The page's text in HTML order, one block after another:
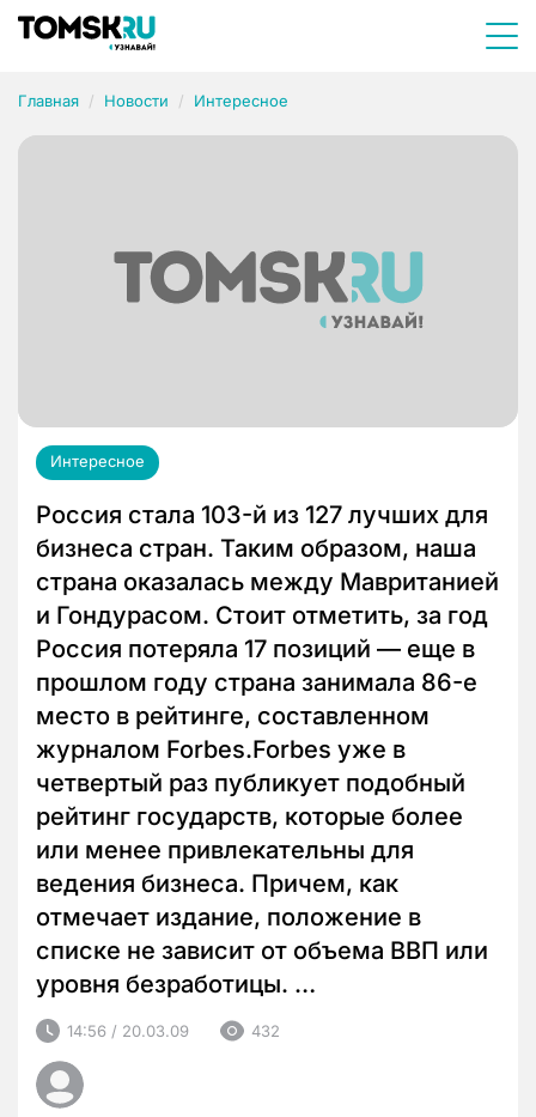
Главная Новости Интересное
Интересное
Россия стала 103-й из 127 лучших для
бизнеса стран. Таким образом, наша
страна оказалась между Мавританией
и Гондурасом. Стоит отметить, за год
Россия потеряла 17 позиций — еще в
прошлом году страна занимала 86-е
место в рейтинге, составленном
журналом Forbes.Forbes уже в
четвертый раз публикует подобный
рейтинг государств, которые более
или менее привлекательны для
ведения бизнеса. Причем, как
отмечает издание, положение в
списке не зависит от объема ВВП или
уровня безработицы. …
14:56 / 20.03.09 432